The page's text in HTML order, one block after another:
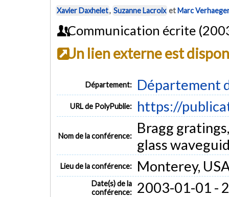
Xavier Daxhelet, Suzanne Lacroix etMarc
Communication écrite
Un lien externe est
Département: Département
URL de PolyPublie: https://
Nom de la conférence:
Bragg
glass
Lieu de la conférence: Monterey,
Date(s) de la
conférence:
2003-01-01 -